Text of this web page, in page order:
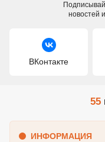
новостей
ВКонтакте
55
ИНФОРМАЦИЯ